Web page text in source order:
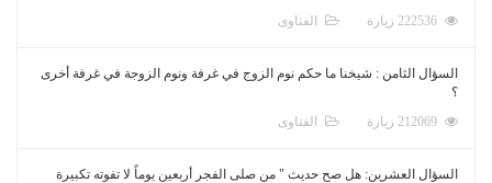
الفتاوى
السؤال الثامن : شيخنا ما حكم نوم الزوج في غرفة ونوم الزوجة في غرفة أخرى
؟
الفتاوى
السؤال العشرين: هل صح حديث " من صلى الفجر أربعين يوماً لا تفوته تكبيرة